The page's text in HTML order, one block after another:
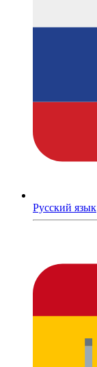
Русский язык